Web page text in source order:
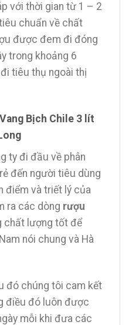
với thời gian từ 1 – 2
chuẩn về chất
được đem đi đóng
trong khoảng 6
tiêu thụ ngoài thị
Bịch Chile 3 lít
ty đi đầu về phân
đến người tiêu dùng
điểm và triết lý của
ra các dòng rượu
chất lượng tốt để
nói chung và Hà
đó chúng tôi cam kết
điều đó luôn được
mỗi khi đưa các